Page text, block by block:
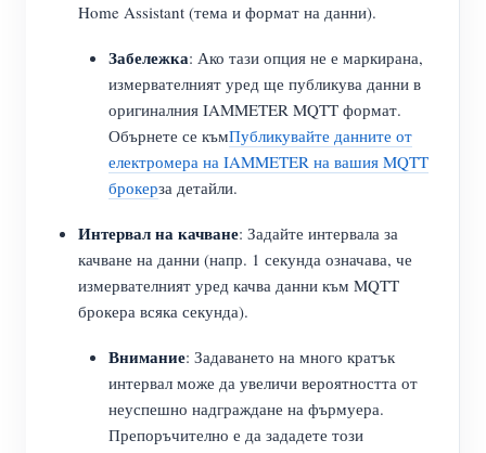
Home Assistant (тема и формат на данни).
Забележка: Ако тази опция не е маркирана,
измервателният уред ще публикува данни в
оригиналния IAMMETER MQTT формат.
Обърнете се къмПубликувайте данните от
електромера на IAMMETER на вашия MQTT
брокерза детайли.
Интервал на качване: Задайте интервала за
качване на данни (напр. 1 секунда означава, че
измервателният уред качва данни към MQTT
брокера всяка секунда).
Внимание: Задаването на много кратък
интервал може да увеличи вероятността от
неуспешно надграждане на фърмуера.
Препоръчително е да зададете този